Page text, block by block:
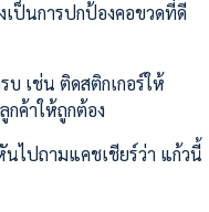
เป็นการปกป้องคอขวดที่ดี
บ เช่น ติดสติกเกอร์ให้
กค้าให้ถูกต้อง
ไปถามแคชเชียร์ว่า แก้วนี้